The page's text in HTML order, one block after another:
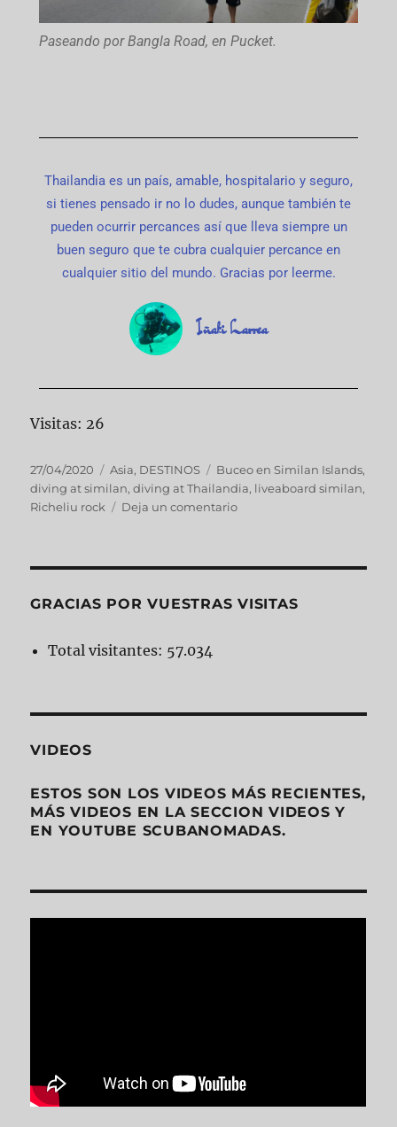
Paseando por Bangla Road, en Pucket.
Thailandia es un país, amable, hospitalario y seguro,
si tienes pensado ir no lo dudes, aunque también te
pueden ocurrir percances así que lleva siempre un
buen seguro que te cubra cualquier percance en
cualquier sitio del mundo. Gracias por leerme.
Iñaki Larrea
Visitas: 26
27/04/2020 Asia, DESTINOS Buceo en Similan Islands,
diving at similan,diving at Thailandia, liveaboard similan,
Richeliu rock
Deja un comentario
GRACIAS POR VUESTRAS VISITAS
Total visitantes: 57.034
VIDEOS
ESTOS SON LOS VIDEOS MÁS RECIENTES,
MÁS VIDEOS EN LA SECCION VIDEOS Y
EN YOUTUBE SCUBANOMADAS.